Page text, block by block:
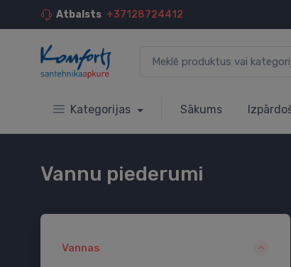
Atbalsts +37128724412
Kategorijas Sākums
Vannu piederumi
Vannas